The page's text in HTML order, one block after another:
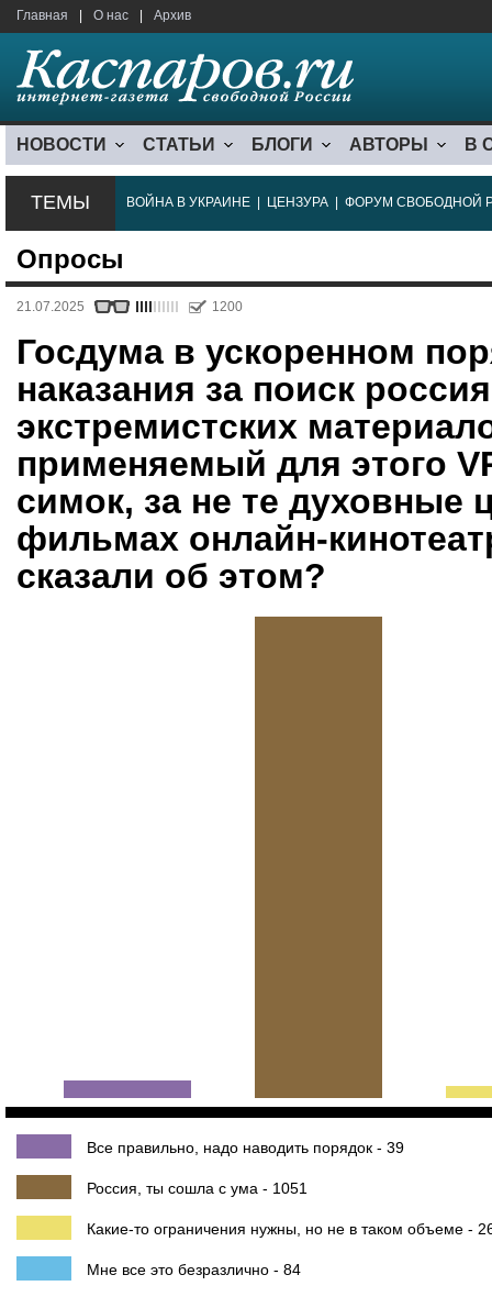
Главная О нас Архив
НОВОСТИ СТАТЬИ БЛОГИ АВТОРЫ В
ТЕМЫ ВОЙНА В УКРАИНЕ ЦЕНЗУРА ФОРУМ СВОБОДНОЙ
Опросы
21.07.2025 1200
Госдума в ускоренном
наказания за поиск
экстремистских
применяемый для этого
симок, за не те духовные
фильмах онлайн-
сказали об этом?
Все правильно, надо наводить порядок - 39
Россия, ты сошла с ума - 1051
Какие-то ограничения нужны, но не в таком объеме -
Мне все это безразлично - 84